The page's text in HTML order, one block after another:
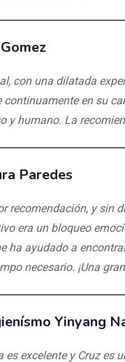
Gomez
con una dilatada
continuamente en su
y humano. La
Paredes
recomendación, y sin
era un bloqueo
ha ayudado a
necesario. ¡Una
Yinyang
es excelente y Cruz es